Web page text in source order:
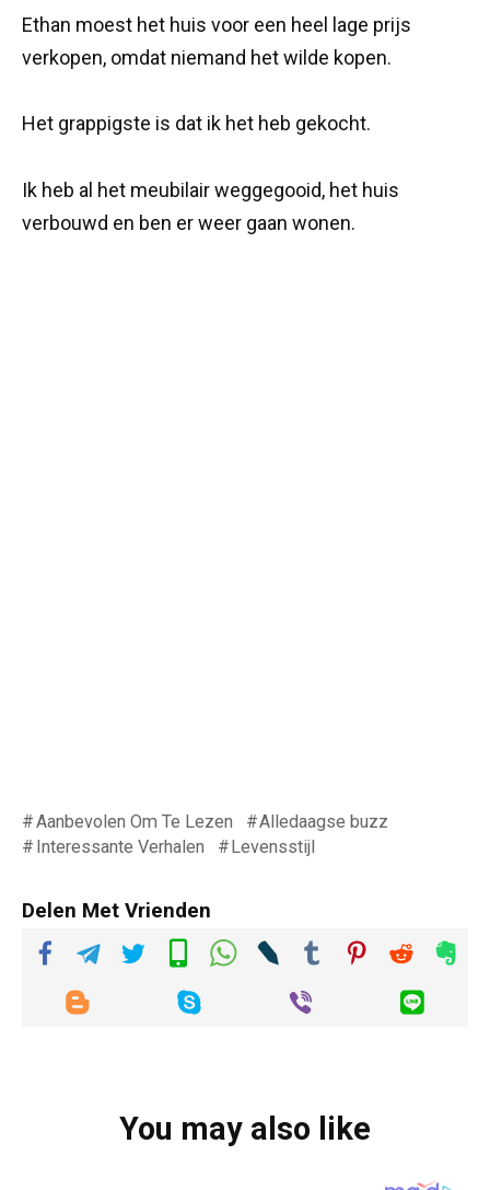
Ethan moest het huis voor een heel lage prijs
verkopen, omdat niemand het wilde kopen.
Het grappigste is dat ik het heb gekocht.
Ik heb al het meubilair weggegooid, het huis
verbouwd en ben er weer gaan wonen.
Aanbevolen Om Te Lezen
Alledaagse buzz
Interessante Verhalen
Levensstijl
Delen Met Vrienden
You may also like